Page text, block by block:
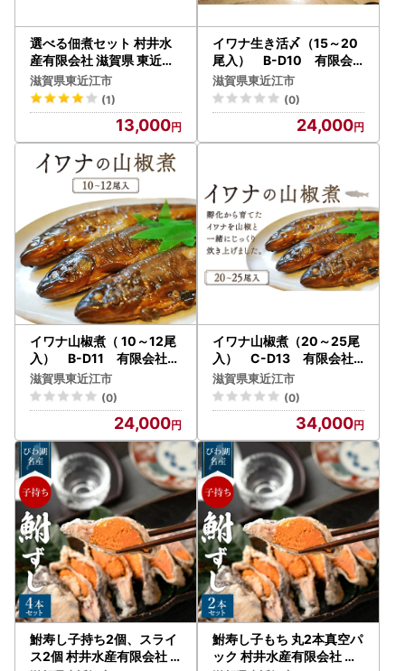
■ 寄附申込について
キャンセル・変更： 寄附者様のご都合による寄附申込のキ
ャンセル、返礼品の変更等はいたしかねます。あらかじめご
了承ください。
■ 書類（受領証明書・ワンストップ申請書）について
発送時期： 原則として、ご入金確認後2週間程度で、返礼品
とは別に郵送いたします。
1月以降のご寄附： 1月1日以降にご寄附いただいた分の書類
発送は、2月より順次開始いたします。
■ 返礼品について
配送予定： 返礼品により異なります。各詳細ページの「配
送」欄をご確認ください。なお、11月〜12月は申込集中によ
り、お届けまで通常よりお時間を要する場合がございます。
受取不可日がある場合： 長期不在等の予定がある場合は、
申込時の備考欄にご入力いただくか、お早めにお問い合わせ
先までご連絡ください。
再送不可： 寄附者様のご都合（不在・住所不明等）により
返礼品が返送された場合、再送はいたしかねます。
発送連絡： 発送完了後、お荷物伝票番号をメールにてお知
らせいたします（一部、通知対象外の品がございます）。
到着後の確認： 到着後すぐに中身をご確認ください。万が
一不具合（破損・傷み等）があった場合は、現物の画像を添
付の上、お問い合わせ先までメールにてご連絡ください。
■ オンライン・ワンストップ特例申請について
東近江市では、寄附者様専用ページ「自治体マイページ」を
導入しています。
選べる佃煮セット 村井水
産有限会社 滋賀県 東近江
市 A-C03 佃煮 湖魚 本も
ろこ ウロリ ご飯のお供 お
取り寄せ
滋賀県東近江市
(1)
13,000
イワナ生き活〆（15～20
尾入） B-D10 有限会
社池田養魚場 東近江
滋賀県東近江市
(0)
24,000
イワナ山椒煮（ 10～12尾
入） B-D11 有限会社池
田養魚場 東近江
滋賀県東近江市
(0)
24,000
イワナ山椒煮（20～25尾
入） C-D13 有限会社
池田養魚場 東近江
滋賀県東近江市
(0)
34,000
鮒寿し子持ち2個、スライ
ス2個 村井水産有限会社
鮒寿し子もち 丸2本真空パ
ック 村井水産有限会社 滋